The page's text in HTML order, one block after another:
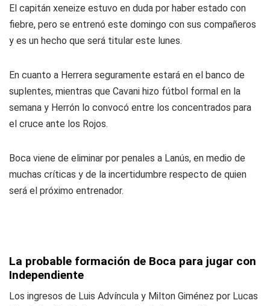
El capitán xeneize estuvo en duda por haber estado con
fiebre, pero se entrenó este domingo con sus compañeros
y es un hecho que será titular este lunes.
En cuanto a Herrera seguramente estará en el banco de
suplentes, mientras que Cavani hizo fútbol formal en la
semana y Herrón lo convocó entre los concentrados para
el cruce ante los Rojos.
Boca viene de eliminar por penales a Lanús, en medio de
muchas críticas y de la incertidumbre respecto de quien
será el próximo entrenador.
La probable formación de Boca para jugar con
Independiente
Los ingresos de Luis Advíncula y Milton Giménez por Lucas